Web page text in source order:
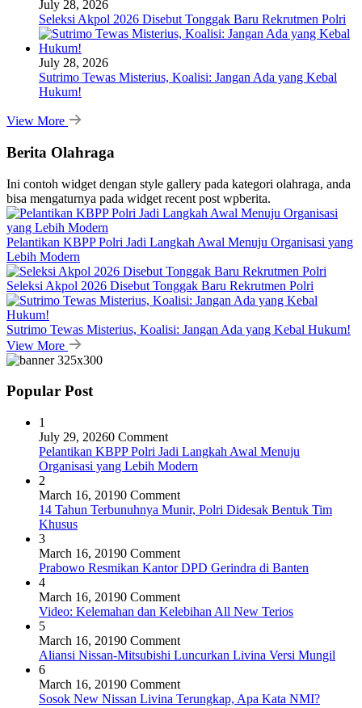
July 28, 2026
Seleksi Akpol 2026 Disebut Tonggak Baru Rekrutmen Polri
July 28, 2026
Sutrimo Tewas Misterius, Koalisi: Jangan Ada yang Kebal
Hukum!
View More
Berita Olahraga
Ini contoh widget dengan style gallery pada kategori olahraga, anda
bisa mengaturnya pada widget recent post wpberita.
Pelantikan KBPP Polri Jadi Langkah Awal Menuju Organisasi yang
Lebih Modern
Seleksi Akpol 2026 Disebut Tonggak Baru Rekrutmen Polri
Sutrimo Tewas Misterius, Koalisi: Jangan Ada yang Kebal Hukum!
View More
Popular Post
1
July 29, 20260 Comment
Pelantikan KBPP Polri Jadi Langkah Awal Menuju
Organisasi yang Lebih Modern
2
March 16, 20190 Comment
14 Tahun Terbunuhnya Munir, Polri Didesak Bentuk Tim
Khusus
3
March 16, 20190 Comment
Prabowo Resmikan Kantor DPD Gerindra di Banten
4
March 16, 20190 Comment
Video: Kelemahan dan Kelebihan All New Terios
5
March 16, 20190 Comment
Aliansi Nissan-Mitsubishi Luncurkan Livina Versi Mungil
6
March 16, 20190 Comment
Sosok New Nissan Livina Terungkap, Apa Kata NMI?